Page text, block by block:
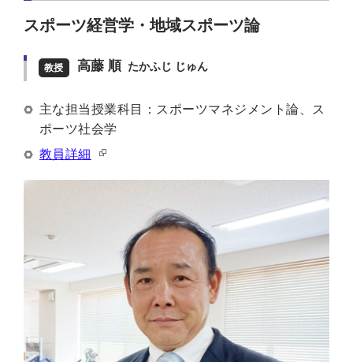
スポーツ経営学・地域スポーツ論
教授 高藤 順 たかふじ じゅん
主な担当授業科目：スポーツマネジメント論、ス
ポーツ社会学
教員詳細